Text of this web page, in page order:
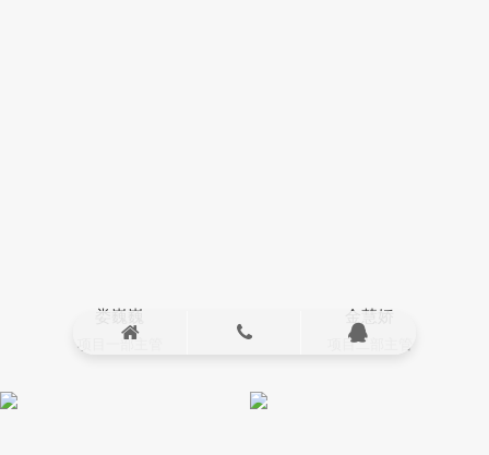
娄巍巍
项目一部主管
金慧娇
项目二部主管